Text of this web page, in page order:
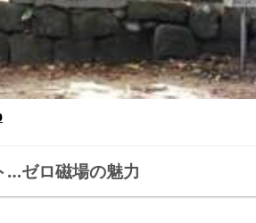
…ゼロ磁場の魅力